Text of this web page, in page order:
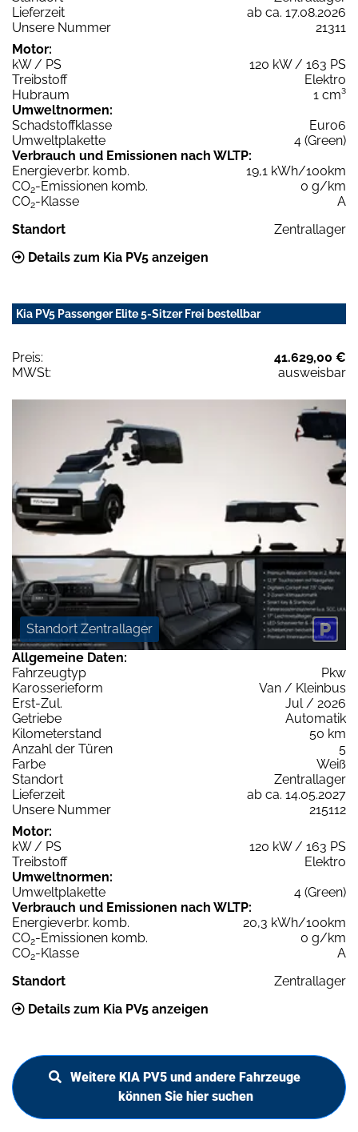
Lieferzeit
ab ca. 17.08.2026
Unsere Nummer
21311
Motor:
kW / PS
120 kW / 163 PS
Treibstoff
Elektro
Hubraum
1 cm³
Umweltnormen:
Schadstoffklasse
Euro6
Umweltplakette
4 (Green)
Verbrauch und Emissionen nach WLTP:
Energieverbr. komb.
19,1 kWh/100km
CO2-Emissionen komb.
0 g/km
CO2-Klasse
A
Standort
Zentrallager
Details zum Kia PV5 anzeigen
Kia PV5 Passenger Elite 5-Sitzer Frei bestellbar
Preis:
41.629,00 €
MWSt:
ausweisbar
Standort Zentrallager
Allgemeine Daten:
Fahrzeugtyp
Pkw
Karosserieform
Van / Kleinbus
Erst-Zul.
Jul / 2026
Getriebe
Automatik
Kilometerstand
50 km
Anzahl der Türen
5
Farbe
Weiß
Standort
Zentrallager
Lieferzeit
ab ca. 14.05.2027
Unsere Nummer
215112
Motor:
kW / PS
120 kW / 163 PS
Treibstoff
Elektro
Umweltnormen:
Umweltplakette
4 (Green)
Verbrauch und Emissionen nach WLTP:
Energieverbr. komb.
20,3 kWh/100km
CO2-Emissionen komb.
0 g/km
CO2-Klasse
A
Standort
Zentrallager
Details zum Kia PV5 anzeigen
Weitere KIA PV5 und andere Fahrzeuge
können Sie hier suchen